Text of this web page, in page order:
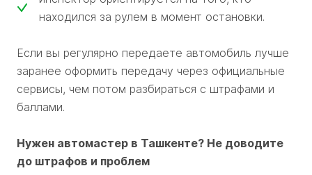
находился за рулем в момент остановки.
Если вы регулярно передаете автомобиль лучше
заранее оформить передачу через официальные
сервисы, чем потом разбираться с штрафами и
баллами.
Нужен автомастер в Ташкенте? Не доводите
до штрафов и проблем